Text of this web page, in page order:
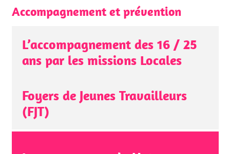
Accompagnement et prévention
L’accompagnement des 16 / 25
ans par les missions Locales
Foyers de Jeunes Travailleurs
(FJT)